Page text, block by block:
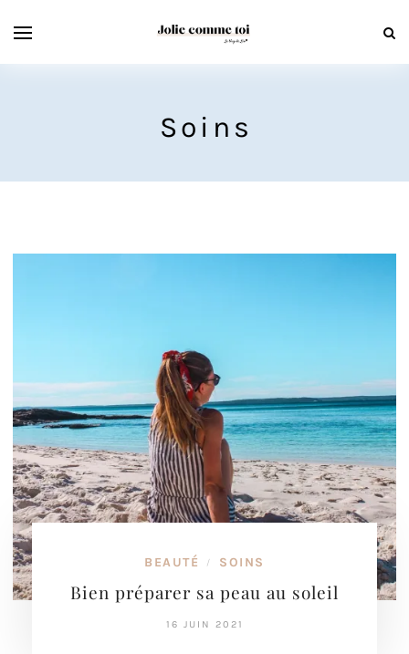
Soins
BEAUTÉ / SOINS
Bien préparer sa peau au soleil
16 JUIN 2021